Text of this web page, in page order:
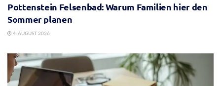
Pottenstein Felsenbad: Warum Familien hier den
Sommer planen
4. AUGUST 2026